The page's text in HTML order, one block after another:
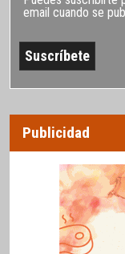
email cuando se
Publicidad